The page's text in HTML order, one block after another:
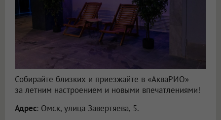
Собирайте близких и приезжайте в «АкваРИО»
за летним настроением и новыми впечатлениями!
Адрес: Омск, улица Завертяева, 5.